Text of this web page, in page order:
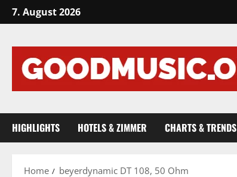
Skip
to
7. August 2026
HIGHLIGHTS HOTELS & ZIMMER CHARTS & TRENDS
Home beyerdynamic DT 108, 50 Ohm